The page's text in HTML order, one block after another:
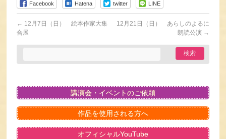
Facebook Hatena twitter LINE
← 12月7日（日） 絵本作家大集
合展
12月21日（日） あらしのよるに
朗読公演 →
講演会・イベントのご依頼
作品を使用される方へ
オフィシャルYouTube